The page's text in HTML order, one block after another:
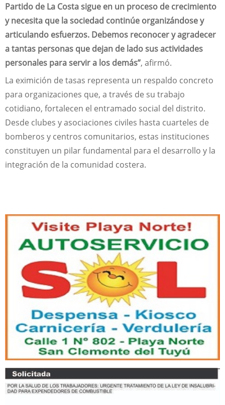
Partido de La Costa sigue en un proceso de crecimiento
y necesita que la sociedad continúe organizándose y
articulando esfuerzos. Debemos reconocer y agradecer
a tantas personas que dejan de lado sus actividades
personales para servir a los demás”, afirmó.
La eximición de tasas representa un respaldo concreto
para organizaciones que, a través de su trabajo
cotidiano, fortalecen el entramado social del distrito.
Desde clubes y asociaciones civiles hasta cuarteles de
bomberos y centros comunitarios, estas instituciones
constituyen un pilar fundamental para el desarrollo y la
integración de la comunidad costera.